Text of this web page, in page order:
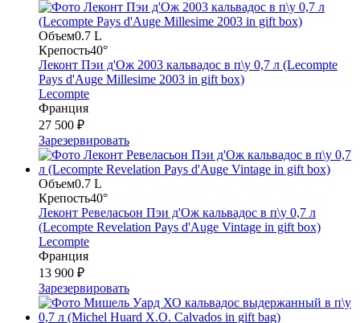
Объем0.7 L
Крепость40°
Леконт Пэи д'Ож 2003 кальвадос в п\у 0,7 л (Lecompte
Pays d'Auge Millesime 2003 in gift box)
Lecompte
Франция
27 500 ₽
Зарезервировать
Объем0.7 L
Крепость40°
Леконт Ревеласьон Пэи д'Ож кальвадос в п\у 0,7 л
(Lecompte Revelation Pays d'Auge Vintage in gift box)
Lecompte
Франция
13 900 ₽
Зарезервировать